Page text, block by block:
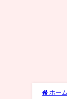
ホーム